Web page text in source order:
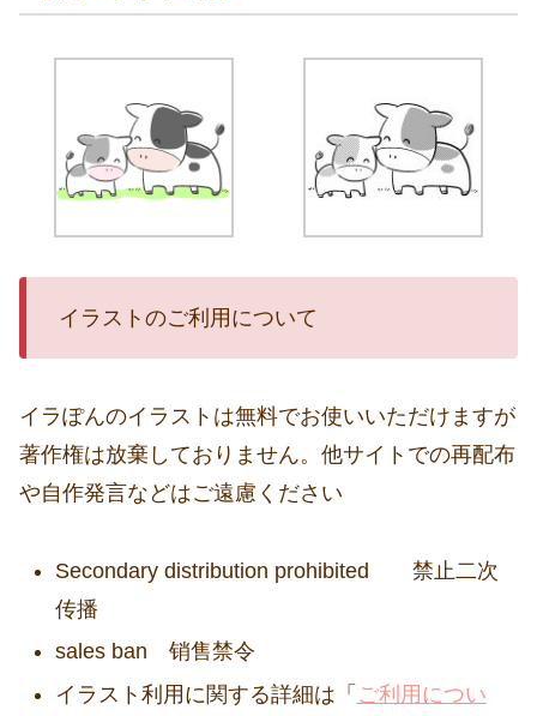
イラストのご利用について
イラぽんのイラストは無料でお使いいただけますが
著作権は放棄しておりません。他サイトでの再配布
や自作発言などはご遠慮ください
Secondary distribution prohibited 禁止二次
传播
sales ban 销售禁令
イラスト利用に関する詳細は「 ご利用につい